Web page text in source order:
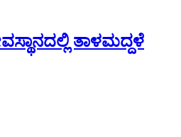
ತಾಳಮದ್ದಳೆ